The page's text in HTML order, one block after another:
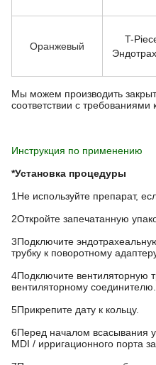
Оранжевый
T-
Мы можем производить
соответствии с требованиями
Инструкция по применению
*Установка процедуры
1Не используйте препарат,
2Откройте запечатанную
3Подключите
трубку к поворотному
4Подключите вентиляторную
вентиляторному соединителю.
5Прикрепите дату к кольцу.
6Перед началом всасывания
MDI / ирригационного порта